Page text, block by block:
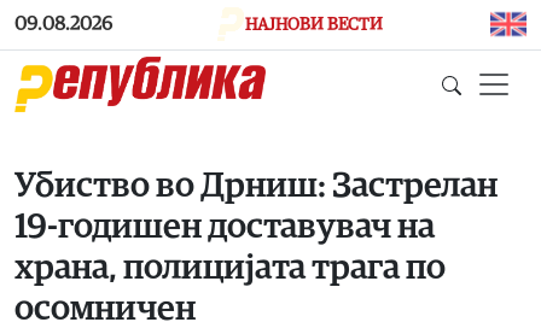
Skip to main content
09.08.2026 НАЈНОВИ ВЕСТИ
Убиство во Дрниш: Застрелан
19-годишен доставувач на
храна, полицијата трага по
осомничен